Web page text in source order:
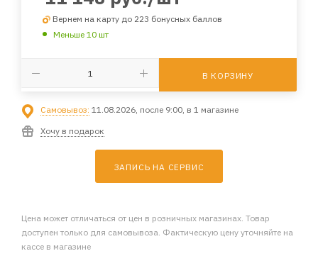
Вернем на карту до 223 бонусных баллов
Меньше 10 шт
В КОРЗИНУ
Самовывоз: 11.08.2026, после 9:00, в 1 магазине
Хочу в подарок
ЗАПИСЬ НА СЕРВИС
Цена может отличаться от цен в розничных магазинах. Товар
доступен только для самовывоза. Фактическую цену уточняйте на
кассе в магазине